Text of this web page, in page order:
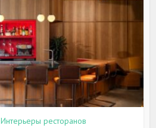
Интерьеры ресторанов